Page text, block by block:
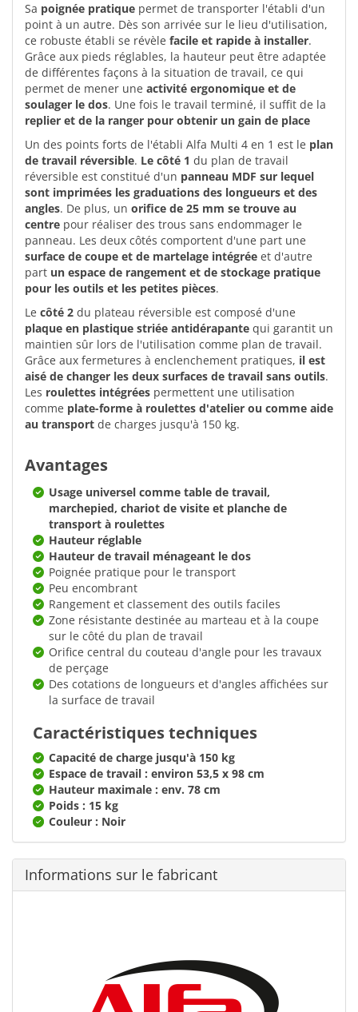
Sa poignée pratique permet de transporter l'établi d'un
point à un autre. Dès son arrivée sur le lieu d'utilisation,
ce robuste établi se révèle facile et rapide à installer.
Grâce aux pieds réglables, la hauteur peut être adaptée
de différentes façons à la situation de travail, ce qui
permet de mener une activité ergonomique et de
soulager le dos. Une fois le travail terminé, il suffit de la
replier et de la ranger pour obtenir un gain de place
Un des points forts de l'établi Alfa Multi 4 en 1 est le plan
de travail réversible. Le côté 1 du plan de travail
réversible est constitué d'un panneau MDF sur lequel
sont imprimées les graduations des longueurs et des
angles. De plus, un orifice de 25 mm se trouve au
centre pour réaliser des trous sans endommager le
panneau. Les deux côtés comportent d'une part une
surface de coupe et de martelage intégrée et d'autre
part un espace de rangement et de stockage pratique
pour les outils et les petites pièces.
Le côté 2 du plateau réversible est composé d'une
plaque en plastique striée antidérapante qui garantit un
maintien sûr lors de l'utilisation comme plan de travail.
Grâce aux fermetures à enclenchement pratiques, il est
aisé de changer les deux surfaces de travail sans outils.
Les roulettes intégrées permettent une utilisation
comme plate-forme à roulettes d'atelier ou comme aide
au transport de charges jusqu'à 150 kg.
Avantages
Usage universel comme table de travail,
marchepied, chariot de visite et planche de
transport à roulettes
Hauteur réglable
Hauteur de travail ménageant le dos
Poignée pratique pour le transport
Peu encombrant
Rangement et classement des outils faciles
Zone résistante destinée au marteau et à la coupe
sur le côté du plan de travail
Orifice central du couteau d'angle pour les travaux
de perçage
Des cotations de longueurs et d'angles affichées sur
la surface de travail
Caractéristiques techniques
Capacité de charge jusqu'à 150 kg
Espace de travail : environ 53,5 x 98 cm
Hauteur maximale : env. 78 cm
Poids : 15 kg
Couleur : Noir
Informations sur le fabricant